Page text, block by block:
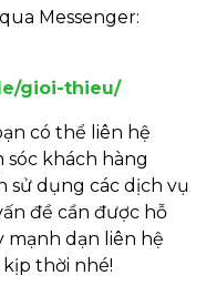
Messenger:
gioi-thieu/
có thể liên hệ
khách hàng
sử dụng các dịch vụ
đề cần được hỗ
mạnh dạn liên hệ
thời nhé!